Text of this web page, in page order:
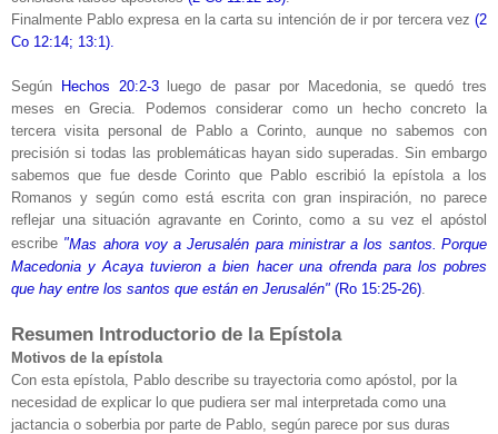
Finalmente Pablo expresa en la carta su intención de ir por tercera vez (2
Co 12:14; 13:1).
Según Hechos 20:2-3luego de pasar por Macedonia, se quedó tres
meses en Grecia. Podemos considerar como un hecho concreto la
tercera visita personal de Pablo a Corinto, aunque no sabemos con
precisión si todas las problemáticas hayan sido superadas. Sin embargo
sabemos que fue desde Corinto que Pablo escribió la epístola a los
Romanos y según como está escrita con gran inspiración, no parece
reflejar una situación agravante en Corinto, como a su vez el apóstol
escribe "Mas ahora voy a Jerusalén para ministrar a los santos.
Porque
Macedonia y Acaya tuvieron a bien hacer una ofrenda para los pobres
que hay entre los santos que están en Jerusalén" (Ro 15:25-26)
Resumen Introductorio de la Epístola
Motivos de la epístola
Con esta epístola, Pablo describe su trayectoria como apóstol, por la
necesidad de explicar lo que pudiera ser mal interpretada como una
jactancia o soberbia por parte de Pablo, según parece por sus duras